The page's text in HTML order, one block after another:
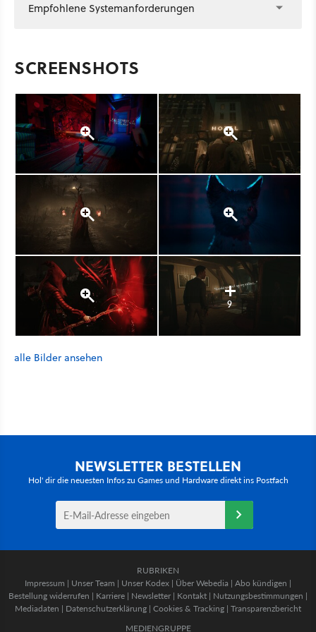
Empfohlene Systemanforderungen
SCREENSHOTS
9
alle Bilder ansehen
NEWSLETTER BESTELLEN
Hol' dir die neuesten Infos zu Games und Hardware direkt ins Postfach
RUBRIKEN
Impressum | Unser Team | Unser Kodex | Über Webedia | Abo kündigen |
Bestellung widerrufen | Karriere | Newsletter | Kontakt | Nutzungsbestimmungen |
Mediadaten | Datenschutzerklärung | Cookies & Tracking | Transparenzbericht
MEDIENGRUPPE